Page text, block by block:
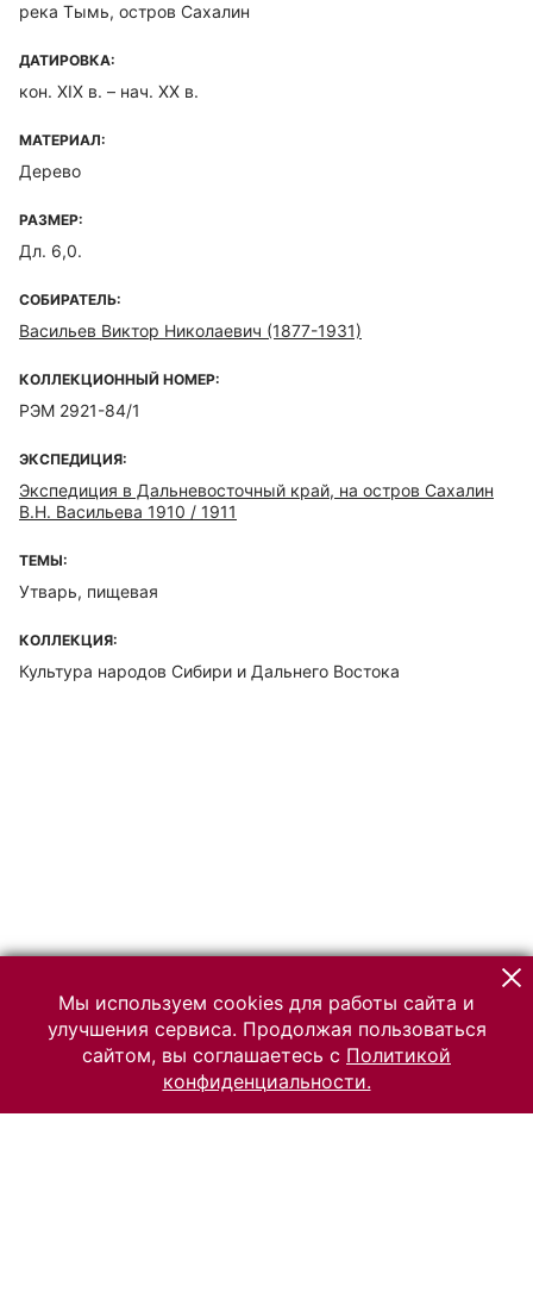
река Тымь, остров Сахалин
ДАТИРОВКА:
кон. XIX в. – нач. XX в.
МАТЕРИАЛ:
Дерево
РАЗМЕР:
Дл. 6,0.
СОБИРАТЕЛЬ:
Васильев Виктор Николаевич (1877-1931)
КОЛЛЕКЦИОННЫЙ НОМЕР:
РЭМ 2921-84/1
ЭКСПЕДИЦИЯ:
Экспедиция в Дальневосточный край, на остров Сахалин
В.Н. Васильева 1910 / 1911
ТЕМЫ:
Утварь, пищевая
КОЛЛЕКЦИЯ:
Культура народов Сибири и Дальнего Востока
Мы используем cookies для работы сайта и
улучшения сервиса. Продолжая пользоваться
сайтом, вы соглашаетесь с Политикой
конфиденциальности.